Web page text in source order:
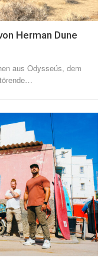
Herman Dune
aus Odysseús, dem
…